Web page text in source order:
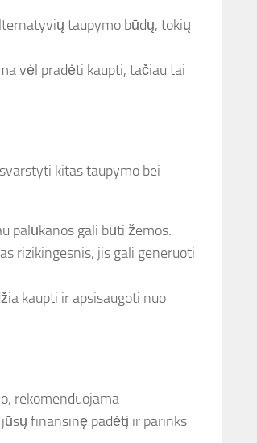
taupymo būdų, tokių
vėl pradėti kaupti, tačiau tai
kitas taupymo bei
palūkanos gali būti žemos.
rizikingesnis, jis gali generuoti
kaupti ir apsisaugoti nuo
rekomenduojama
finansinę padėtį ir parinks